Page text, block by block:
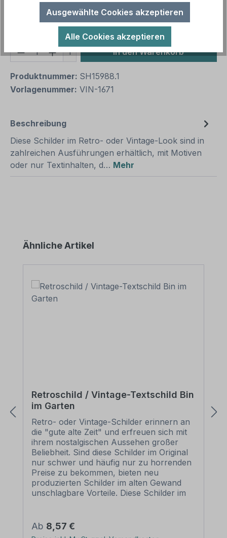
Aufgrund von Neuberechnungen im Warenkorb sind
abweichende Endpreise möglich.
Produkt Anzahl: Gib den gewünschten
1 In den Warenkorb
Produktnummer: SH15988.1
Vorlagenummer: VIN-1671
Beschreibung
Diese Schilder im Retro- oder Vintage-Look sind in
zahlreichen Ausführungen erhältlich, mit Motiven
oder nur Textinhalten, d… Mehr
Produktgalerie überspringen
Ähnliche Artikel
Retroschild / Vintage-Textschild Bin
im Garten
Retro- oder Vintage-Schilder erinnern an
die "gute alte Zeit" und erfreuen sich mit
ihrem nostalgischen Aussehen großer
Beliebheit. Sind diese Schilder im Original
nur schwer und häufig nur zu horrenden
Preise zu bekommen, bieten neu
produzierten Schilder im alten Gewand
unschlagbare Vorteile. Diese Schilder im
Motiven oder nur Textinhalten, die je nach
Artikel individuallisiert werden können. Die
Regulärer Preis:
Ab 8,57 €
Ausgewählte Cookies akzeptieren
Alle Cookies akzeptieren